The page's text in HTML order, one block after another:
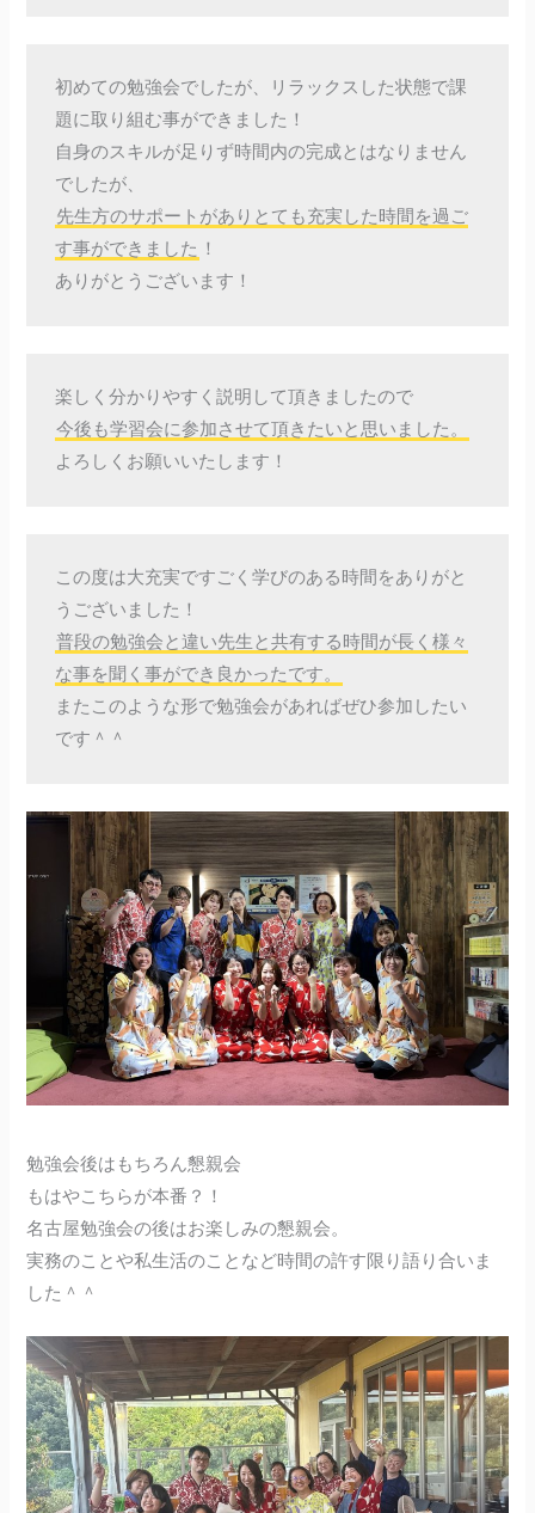
初めての勉強会でしたが、リラックスした状態で課
題に取り組む事ができました！
自身のスキルが足りず時間内の完成とはなりません
でしたが、
先生方のサポートがありとても充実した時間を過ご
す事ができました ！
ありがとうございます！
楽しく分かりやすく説明して頂きましたので
今後も学習会に参加させて頂きたいと思いました。
よろしくお願いいたします！
この度は大充実ですごく学びのある時間をありがと
うございました！
普段の勉強会と違い先生と共有する時間が長く様々
な事を聞く事ができ良かったです。
またこのような形で勉強会があればぜひ参加したい
です＾＾
勉強会後はもちろん懇親会
もはやこちらが本番？！
名古屋勉強会の後はお楽しみの懇親会。
実務のことや私生活のことなど時間の許す限り語り合いま
した＾＾